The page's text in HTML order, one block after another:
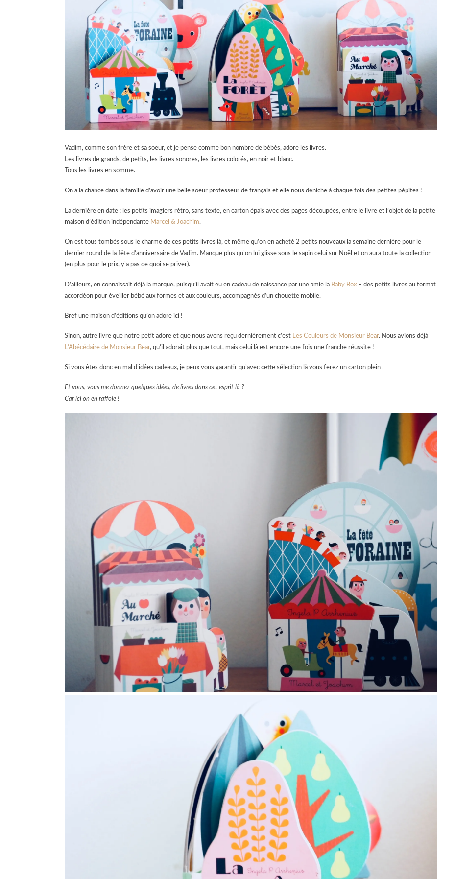
Vadim, comme son frère et sa soeur, et je pense comme bon nombre de bébés, adore les livres.
Les livres de grands, de petits, les livres sonores, les livres colorés, en noir et blanc.
Tous les livres en somme.
On a la chance dans la famille d’avoir une belle soeur professeur de français et elle nous déniche à chaque fois des petites pépites !
La dernière en date : les petits imagiers rétro, sans texte, en carton épais avec des pages découpées, entre le livre et l’objet de la petite
maison d’édition indépendante Marcel & Joachim.
On est tous tombés sous le charme de ces petits livres là, et même qu’on en acheté 2 petits nouveaux la semaine dernière pour le
dernier round de la fête d’anniversaire de Vadim. Manque plus qu’on lui glisse sous le sapin celui sur Noël et on aura toute la collection
(en plus pour le prix, y’a pas de quoi se priver).
D’ailleurs, on connaissait déjà la marque, puisqu’il avait eu en cadeau de naissance par une amie la Baby Box – des petits livres au format
accordéon pour éveiller bébé aux formes et aux couleurs, accompagnés d’un chouette mobile.
Bref une maison d’éditions qu’on adore ici !
Sinon, autre livre que notre petit adore et que nous avons reçu dernièrement c’est Les Couleurs de Monsieur Bear. Nous avions déjà
L’Abécédaire de Monsieur Bear, qu’il adorait plus que tout, mais celui là est encore une fois une franche réussite !
Si vous êtes donc en mal d’idées cadeaux, je peux vous garantir qu’avec cette sélection là vous ferez un carton plein !
Et vous, vous me donnez quelques idées, de livres dans cet esprit là ?
Car ici on en raffole !